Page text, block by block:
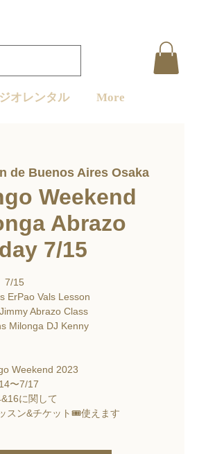
オレンタル More
de Buenos Aires Osaka
Weekend
Abrazo
7/15
7/15
ErPao Vals Lesson
Abrazo Class
Milonga DJ Kenny
Weekend 2023
〜7/17
に関して
スン&チケット🎟使えます